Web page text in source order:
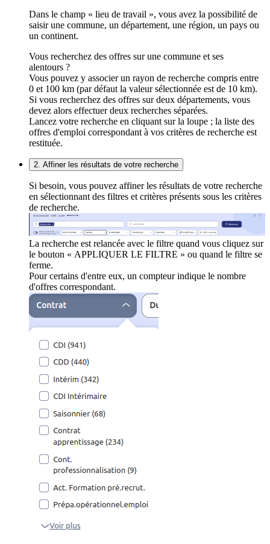
Dans le champ « lieu de travail », vous avez la possibilité de
saisir une commune, un département, une région, un pays ou
un continent.
Vous recherchez des offres sur une commune et ses
alentours ?
Vous pouvez y associer un rayon de recherche compris entre
0 et 100 km (par défaut la valeur sélectionnée est de 10 km).
Si vous recherchez des offres sur deux départements, vous
devez alors effectuer deux recherches séparées.
Lancez votre recherche en cliquant sur la loupe ; la liste des
offres d'emploi correspondant à vos critères de recherche est
restituée.
2. Affiner les résultats de votre recherche
Si besoin, vous pouvez affiner les résultats de votre recherche
en sélectionnant des filtres et critères présents sous les critères
de recherche.
La recherche est relancée avec le filtre quand vous cliquez sur
le bouton « APPLIQUER LE FILTRE » ou quand le filtre se
ferme.
Pour certains d'entre eux, un compteur indique le nombre
d'offres correspondant.